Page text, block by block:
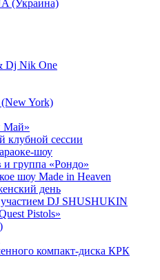
(Украина)
Dj Nik One
York)
Май»
клубной сессии
шоу
группа «Рондо»
шоу Made in Heaven
день
DJ SHUSHUKIN
Pistols»
компакт-диска КРК